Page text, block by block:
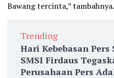
Bawang tercinta,”
Trending
Hari Kebebasan
SMSI Firdaus
Perusahaan Pers